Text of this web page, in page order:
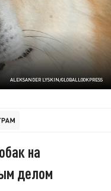
ALEKSANDER LYSKIN/GLOBALLOOKPRESS
на
делом